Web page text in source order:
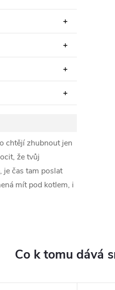
chtějí zhubnout jen
že tvůj
je čas tam poslat
mít pod kotlem, i
Co k tomu dává